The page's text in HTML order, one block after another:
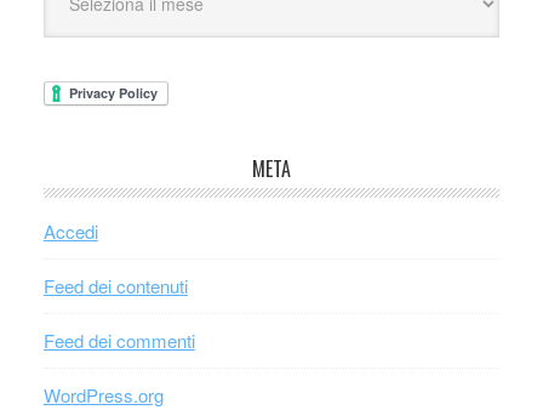
META
Accedi
Feed dei contenuti
Feed dei commenti
WordPress.org